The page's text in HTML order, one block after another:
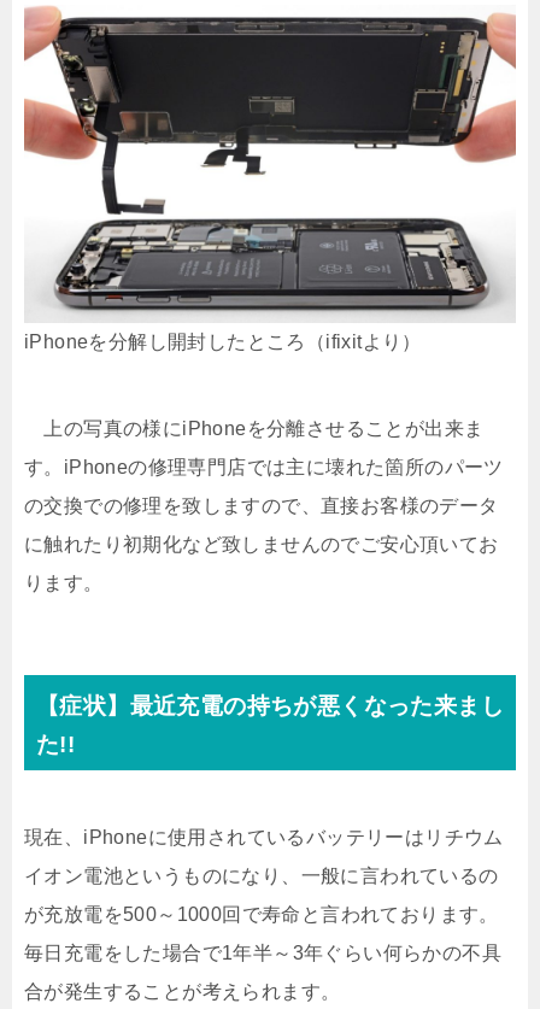
iPhoneを分解し開封したところ（ifixitより）
上の写真の様にiPhoneを分離させることが出来ま
す。iPhoneの修理専門店では主に壊れた箇所のパーツ
の交換での修理を致しますので、直接お客様のデータ
に触れたり初期化など致しませんのでご安心頂いてお
ります。
【症状】最近充電の持ちが悪くなった来まし
た!!
現在、iPhoneに使用されているバッテリーはリチウム
イオン電池というものになり、一般に言われているの
が充放電を500～1000回で寿命と言われております。
毎日充電をした場合で1年半～3年ぐらい何らかの不具
合が発生することが考えられます。